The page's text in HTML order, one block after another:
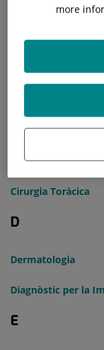
Cirurgia Cardíaca
Cirurgia General i
Cirurgia Oral i
Cirurgia
Cirurgia
Cirurgia Plàstica,
Cirurgia Toràcica
D
Dermatologia
Diagnòstic per la
E
more